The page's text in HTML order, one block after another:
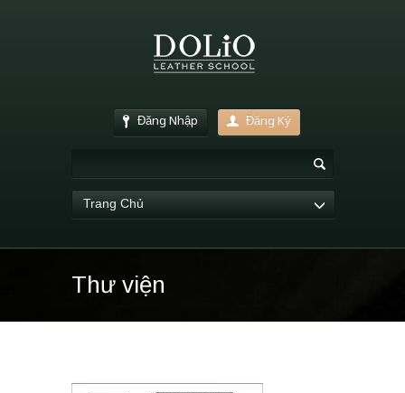
Đăng Nhập Đăng Ký
Trang Chủ
Thư viện